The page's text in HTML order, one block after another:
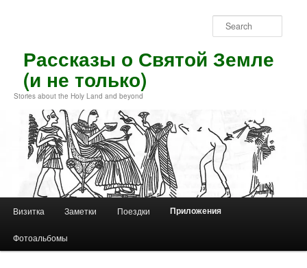
contentРассказы о Святой Земле
(и не только)
Stories about the Holy Land and beyond
Визитка Заметки Поездки Приложения
Фотоальбомы